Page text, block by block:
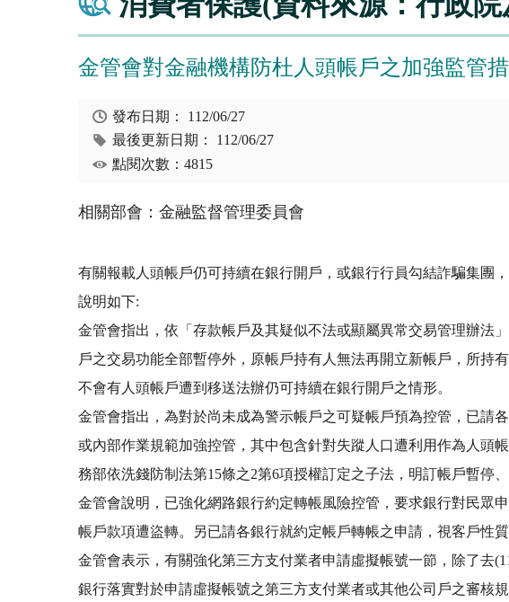
金管會對金融機構防杜人頭帳戶之加強監管
發布日期： 112/06/27
最後更新日期： 112/06/27
點閱次數：4815
相關部會：金融監督管理委員會
有關報載人頭帳戶仍可持續在銀行開戶，或銀行行員勾結詐騙集團
說明如下:
金管會指出，依「存款帳戶及其疑似不法或顯屬異常交易管理辦法
戶之交易功能全部暫停外，原帳戶持有人無法再開立新帳戶，所持
不會有人頭帳戶遭到移送法辦仍可持續在銀行開戶之情形。
金管會指出，為對於尚未成為警示帳戶之可疑帳戶預為控管，已請
或內部作業規範加強控管，其中包含針對失蹤人口遭利用作為人頭
務部依洗錢防制法第15條之2第6項授權訂定之子法，明訂帳戶暫停
金管會說明，已強化網路銀行約定轉帳風險控管，要求銀行對民眾
帳戶款項遭盜轉。另已請各銀行就約定帳戶轉帳之申請，視客戶性
金管會表示，有關強化第三方支付業者申請虛擬帳號一節，除了去
銀行落實對於申請虛擬帳號之第三方支付業者或其他公司戶之審核